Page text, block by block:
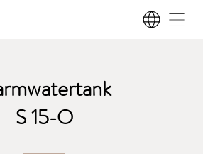
NL
S 15-O